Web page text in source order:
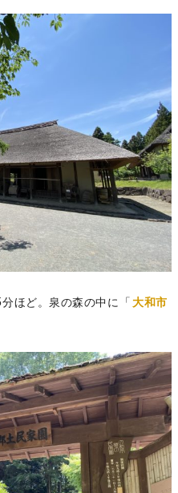
ほど。泉の森の中に「 大和市